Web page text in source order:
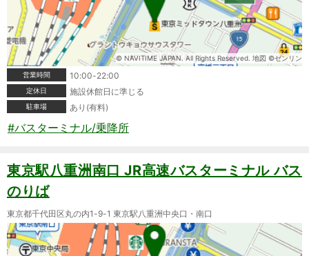
© NAVITIME JAPAN. All Rights Reserved. 地図 ©ゼンリン
営業時間
10:00-22:00
定休日 施設休館日に準じる
駐車場 あり(有料)
#バスターミナル/乗降所
東京駅八重洲南口 JR高速バスターミナル バス
のりば
東京都千代田区丸の内1-9-1 東京駅八重洲中央口・南口